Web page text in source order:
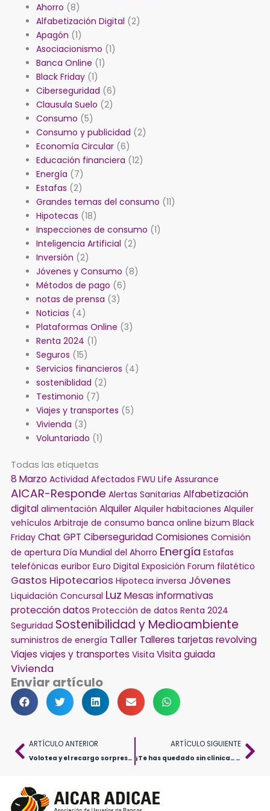
Ahorro (8)
Alfabetización Digital (2)
Apagón (1)
Asociacionismo (1)
Banca Online (1)
Black Friday(1)
Ciberseguridad (6)
Clausula Suelo (2)
Consumo (5)
Consumo y publicidad (2)
Economía Circular(6)
Educación financiera (12)
Energía (7)
Estafas (2)
Grandes temas del consumo (11)
Hipotecas (18)
Inspecciones de consumo (1)
Inteligencia Artificial (2)
Inversión (2)
Jóvenes y Consumo (8)
Métodos de pago (6)
notas de prensa (3)
Noticias (4)
Plataformas Online (3)
Renta 2024 (1)
Seguros (15)
Servicios financieros (4)
sosteniblidad (2)
Testimonio (7)
Viajes y transportes (5)
Vivienda (3)
Voluntariado (1)
Todas las etiquetas
8 Marzo Actividad Afectados FWU Life Assurance
AICAR-Responde Alertas Sanitarias Alfabetización
digital alimentación Alquiler Alquiler habitaciones Alquiler
vehículos Arbitraje de consumo banca online bizum Black
Friday Chat GPT CiberseguridadComisiones Comisión
de apertura Día Mundial del Ahorro Energía Estafas
telefónicas euribor Euro Digital Exposición Forum filatético
Gastos Hipotecarios Hipoteca inversa Jóvenes
Liquidación Concursal Luz Mesas informativas
protección datos Protección de datos Renta 2024
Seguridad Sostenibilidad y Medioambiente
suministros de energía Taller Talleres tarjetas revolving
Viajes viajes y transportes Visita Visita guiada
Vivienda
Enviar artículo
AntARTÍCULO ANTERIOR
Volotea y el recargo sorpresa: cuando el precio ya no es el precio
ARTÍCULO SIGUIENTE
¡Te has quedado sin clínica… pero sigues pagando! El problema que está dejando a miles de consumidores atrapados